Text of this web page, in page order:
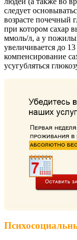
следует
возрасте почечный
при котором сахар
ммоль/л, а у
увеличивается до
компенсирование
усугубляться